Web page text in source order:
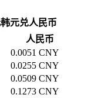
韩元兑人民币
人民币
0.0051 CNY
0.0255 CNY
0.0509 CNY
0.1273 CNY